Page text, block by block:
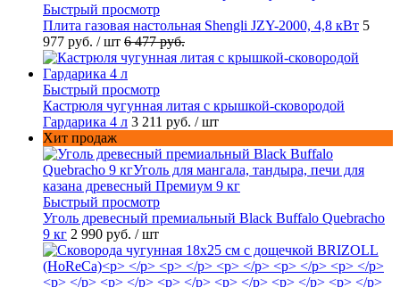
Быстрый просмотр
Плита газовая настольная Shengli JZY-2000, 4,8 кВт 5
977 руб. / шт 6 477 руб.
Быстрый просмотр
Кастрюля чугунная литая с крышкой-сковородой
Гардарика 4 л 3 211 руб. / шт
Хит продаж
Быстрый просмотр
Уголь древесный премиальный Black Buffalo Quebracho
9 кг 2 990 руб. / шт